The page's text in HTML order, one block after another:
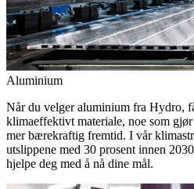
Aluminium
Når du velger aluminium fra Hydro,
klimaeffektivt materiale, noe som
mer bærekraftig fremtid. I vår
utslippene med 30 prosent innen
hjelpe deg med å nå dine mål.